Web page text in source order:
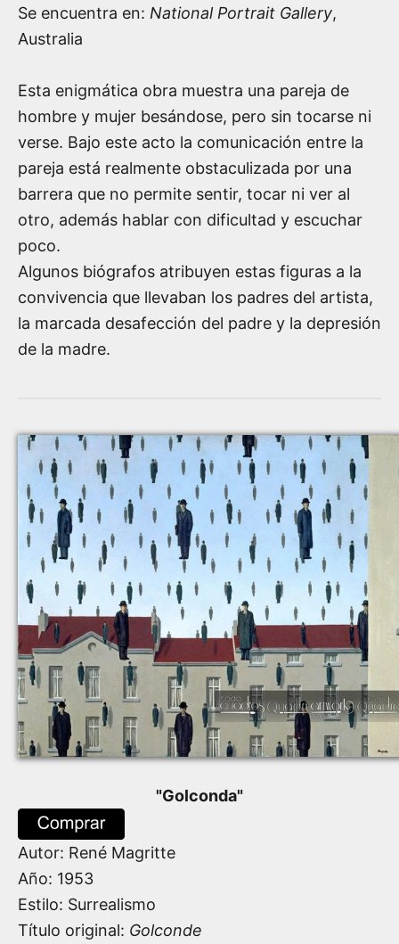
Se encuentra en: National Portrait Gallery,
Australia
Esta enigmática obra muestra una pareja de
hombre y mujer besándose, pero sin tocarse ni
verse. Bajo este acto la comunicación entre la
pareja está realmente obstaculizada por una
barrera que no permite sentir, tocar ni ver al
otro, además hablar con dificultad y escuchar
poco.
Algunos biógrafos atribuyen estas figuras a la
convivencia que llevaban los padres del artista,
la marcada desafección del padre y la depresión
de la madre.
"Golconda"
Autor: René Magritte
Año: 1953
Estilo: Surrealismo
Título original: Golconde